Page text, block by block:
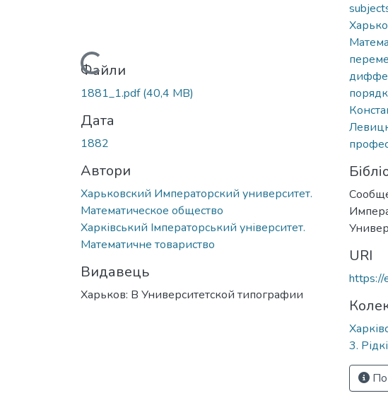
Вантажиться...
Файли
1881_1.pdf(40,4 MB)
Дата
1882
Автори
Харьковский Императорский университет.
Математическое общество
Харківський Імператорський університет.
Математичне товариство
Видавець
Харьков: В Университетской типографии
URI
https://
3.